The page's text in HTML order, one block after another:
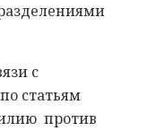
с
статьям
против